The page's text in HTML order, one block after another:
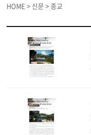
HOME > 신문 > 종교